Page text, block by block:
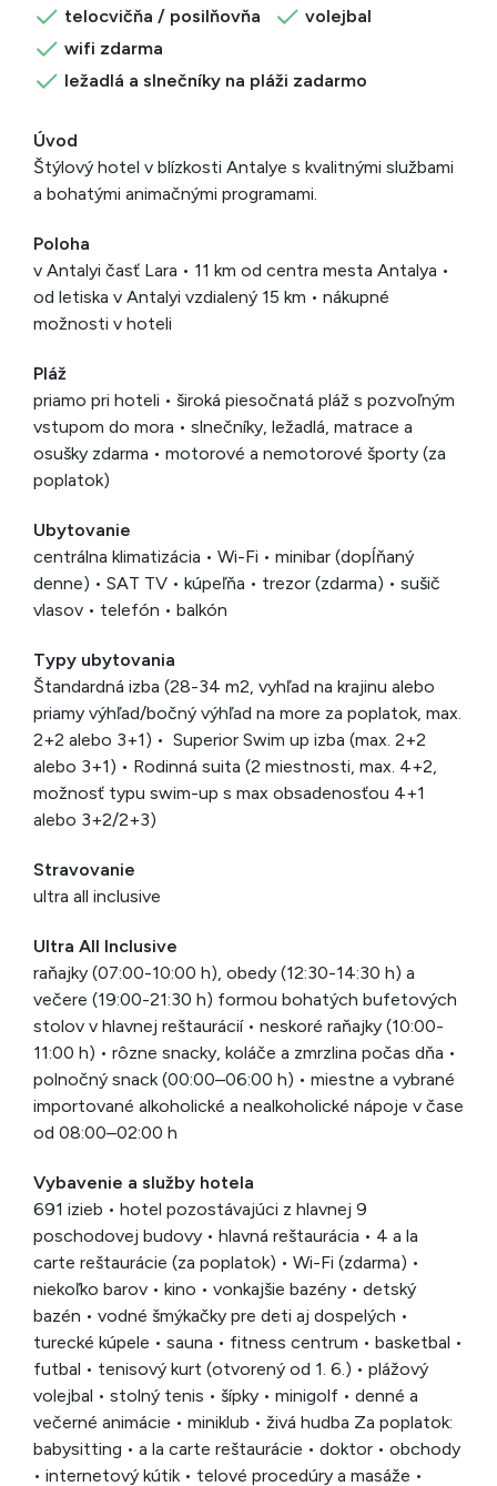
telocvičňa / posilňovňa
volejbal
wifi zdarma
ležadlá a slnečníky na pláži zadarmo
Úvod
Štýlový hotel v blízkosti Antalye s kvalitnými službami
a bohatými animačnými programami.
Poloha
v Antalyi časť Lara • 11 km od centra mesta Antalya •
od letiska v Antalyi vzdialený 15 km • nákupné
možnosti v hoteli
Pláž
priamo pri hoteli • široká piesočnatá pláž s pozvoľným
vstupom do mora • slnečníky, ležadlá, matrace a
osušky zdarma • motorové a nemotorové športy (za
poplatok)
Ubytovanie
centrálna klimatizácia • Wi-Fi • minibar (dopĺňaný
denne) • SAT TV • kúpeľňa • trezor (zdarma) • sušič
vlasov • telefón • balkón
Typy ubytovania
Štandardná izba (28-34 m2, vyhľad na krajinu alebo
priamy výhľad/bočný výhľad na more za poplatok, max.
2+2 alebo 3+1) • Superior Swim up izba (max. 2+2
alebo 3+1) • Rodinná suita (2 miestnosti, max. 4+2,
možnosť typu swim-up s max obsadenosťou 4+1
alebo 3+2/2+3)
Stravovanie
ultra all inclusive
Ultra All Inclusive
raňajky (07:00-10:00 h), obedy (12:30-14:30 h) a
večere (19:00-21:30 h) formou bohatých bufetových
stolov v hlavnej reštaurácií • neskoré raňajky (10:00-
11:00 h) • rôzne snacky, koláče a zmrzlina počas dňa •
polnočný snack (00:00–06:00 h) • miestne a vybrané
importované alkoholické a nealkoholické nápoje v čase
od 08:00–02:00 h
Vybavenie a služby hotela
691 izieb • hotel pozostávajúci z hlavnej 9
poschodovej budovy • hlavná reštaurácia • 4 a la
carte reštaurácie (za poplatok) • Wi-Fi (zdarma) •
niekoľko barov • kino • vonkajšie bazény • detský
bazén • vodné šmýkačky pre deti aj dospelých •
turecké kúpele • sauna • fitness centrum • basketbal •
futbal • tenisový kurt (otvorený od 1. 6.) • plážový
volejbal • stolný tenis • šípky • minigolf • denné a
večerné animácie • miniklub • živá hudba Za poplatok:
babysitting • a la carte reštaurácie • doktor • obchody
• internetový kútik • telové procedúry a masáže •